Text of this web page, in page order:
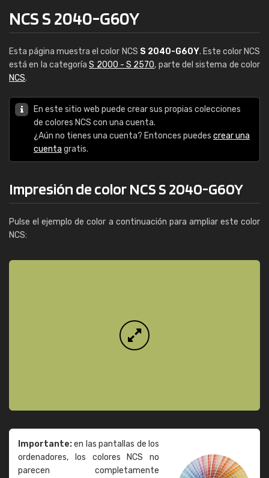
NCS S 2040-G60Y
Esta página muestra el color NCS S 2040-G60Y. Este color NCS
está en la categoríaS 2000 - S 2570, parte del sistema de color
NCS.
En este sitio web puede crear sus propias colecciones
de colores NCS con una cuenta.
¿Aún no tienes una cuenta? Entonces puedes crear una
cuenta gratis.
Impresión de color NCS S 2040-G60Y
Pulse el ejemplo de color a continuación para ampliar este color
NCS:
Importante:en las pantallas de los
ordenadores, los colores NCS no
parecen completamente